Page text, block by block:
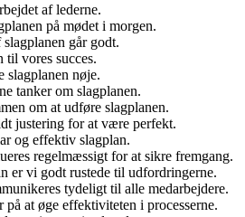
af lederne.
på mødet i morgen.
går godt.
til vores succes.
slagplanen nøje.
tanker om slagplanen.
om at udføre slagplanen.
justering for at være perfekt.
og effektiv slagplan.
regelmæssigt for at sikre fremgang.
er vi godt rustede til udfordringerne.
tydeligt til alle medarbejdere.
på at øge effektiviteten i processerne.